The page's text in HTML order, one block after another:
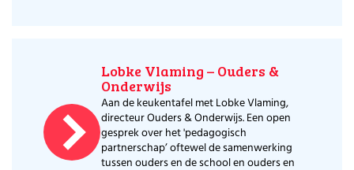
Lobke Vlaming – Ouders &
Onderwijs
Aan de keukentafel met Lobke Vlaming,
directeur Ouders & Onderwijs. Een open
gesprek over het 'pedagogisch
partnerschap’ oftewel de samenwerking
tussen ouders en de school en ouders en